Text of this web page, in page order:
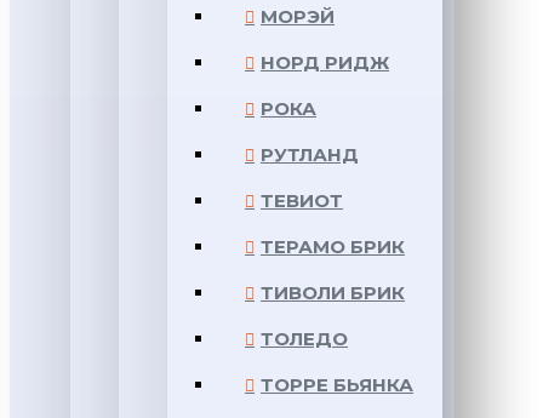
МОРЭЙ
НОРД РИДЖ
РОКА
РУТЛАНД
ТЕВИОТ
ТЕРАМО БРИК
ТИВОЛИ БРИК
ТОЛЕДО
ТОРРЕ БЬЯНКА